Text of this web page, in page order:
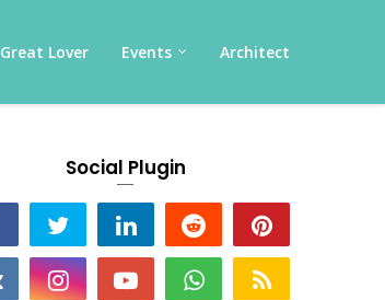
Great Lover Events Architect
Social Plugin